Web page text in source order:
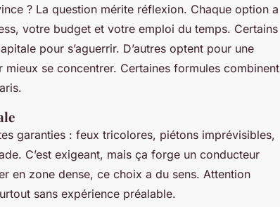
? La question mérite réflexion. Chaque option a
votre budget et votre emploi du temps. Certains
pour s’aguerrir. D’autres optent pour une
se concentrer. Certaines formules combinent
garanties : feux tricolores, piétons imprévisibles,
C’est exigeant, mais ça forge un conducteur
en zone dense, ce choix a du sens. Attention
sans expérience préalable.